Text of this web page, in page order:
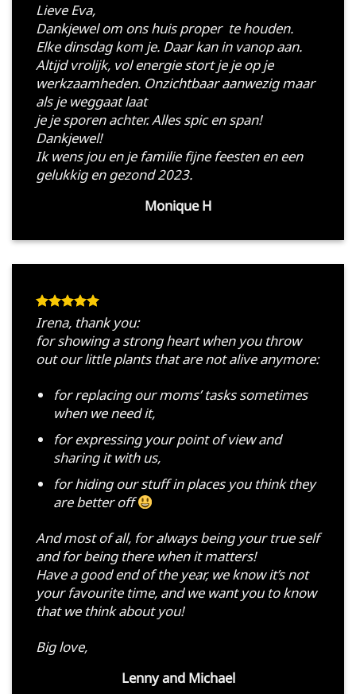
Lieve Eva,
Dankjewel om ons huis proper te houden.
Elke dinsdag kom je. Daar kan in vanop aan.
Altijd vrolijk, vol energie stort je je op je
werkzaamheden. Onzichtbaar aanwezig maar
als je weggaat laat
je je sporen achter. Alles spic en span!
Dankjewel!
Ik wens jou en je familie fijne feesten en een
gelukkig en gezond 2023.
Monique H
Irena, thank you:
for showing a strong heart when you throw
out our little plants that are not alive anymore:
for replacing our moms’ tasks sometimes
when we need it,
for expressing your point of view and
sharing it with us,
for hiding our stuff in places you think they
are better off
And most of all, for always being your true self
and for being there when it matters!
Have a good end of the year, we know it’s not
your favourite time, and we want you to know
that we think about you!
Big love,
Lenny and Michael